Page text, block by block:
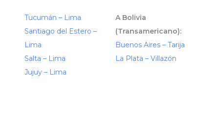
Tucumán – Lima
Santiago del Estero –
Lima
Salta – Lima
Jujuy – Lima
A Bolivia
(Transamericano):
Buenos Aires – Tarija
La Plata – Villazón